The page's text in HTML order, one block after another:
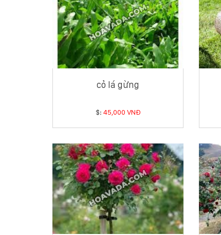
cỏ lá gừng
$: 45,000 VNĐ